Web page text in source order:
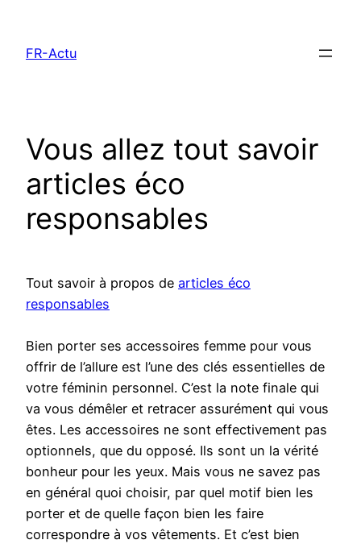
contenu
FR-Actu
Vous allez tout savoir
articles éco
responsables
Tout savoir à propos de articles éco
responsables
Bien porter ses accessoires femme pour vous
offrir de l’allure est l’une des clés essentielles de
votre féminin personnel. C’est la note finale qui
va vous démêler et retracer assurément qui vous
êtes. Les accessoires ne sont effectivement pas
optionnels, que du opposé. Ils sont un la vérité
bonheur pour les yeux. Mais vous ne savez pas
en général quoi choisir, par quel motif bien les
porter et de quelle façon bien les faire
correspondre à vos vêtements. Et c’est bien